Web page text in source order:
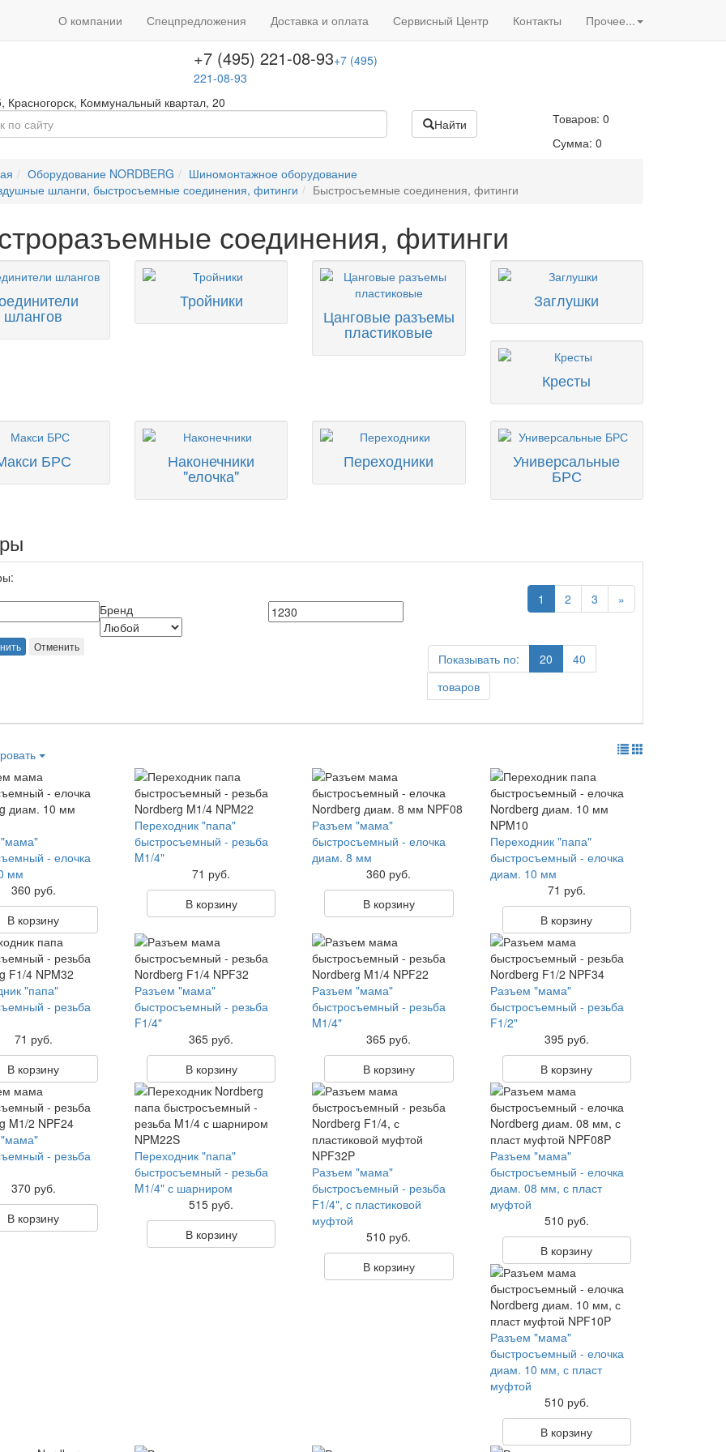
О компании Спецпредложения Доставка и оплата Сервисный Центр Контакты Прочее...
09:00 до 18:00
+7 (495) 646-08-66
646-08-66
+7 (495) 221-08-93+7 (495)
221-08-93
, Красногорск, Коммунальный квартал, 20
Акции нашего магазина
Найти Товаров:0
Сумма:0
Оборудование NORDBERG
Шиномонтажное оборудование
шланги, быстросъемные соединения, фитинги
Быстросъемные соединения, фитинги
соединения, фитинги
шлангов
Тройники
Цанговые разъемы
пластиковые
Заглушки
Кресты
БРС Наконечники
"елочка"
Переходники Универсальные
БРС
Бренд
Отменить
1 2 3 »
Показывать по: 20
40
товаров
- елочка
мм
360 руб.
В корзину
Переходник "папа"
быстросъемный - резьба
M1/4"
71 руб.
В корзину
Разъем "мама"
быстросъемный - елочка
диам. 8 мм
360 руб.
В корзину
Переходник "папа"
быстросъемный - елочка
диам. 10 мм
71 руб.
В корзину
"папа"
- резьба
71 руб.
В корзину
Разъем "мама"
быстросъемный - резьба
F1/4"
365 руб.
В корзину
Разъем "мама"
быстросъемный - резьба
M1/4"
365 руб.
В корзину
Разъем "мама"
быстросъемный - резьба
F1/2"
395 руб.
В корзину
- резьба
370 руб.
В корзину
Переходник "папа"
быстросъемный - резьба
M1/4" с шарниром
515 руб.
В корзину
Разъем "мама"
быстросъемный - резьба
F1/4", с пластиковой
муфтой
510 руб.
В корзину
Разъем "мама"
быстросъемный - елочка
диам. 08 мм, с пласт
муфтой
510 руб.
В корзину
Разъем "мама"
быстросъемный - елочка
диам. 10 мм, с пласт
муфтой
510 руб.
В корзину